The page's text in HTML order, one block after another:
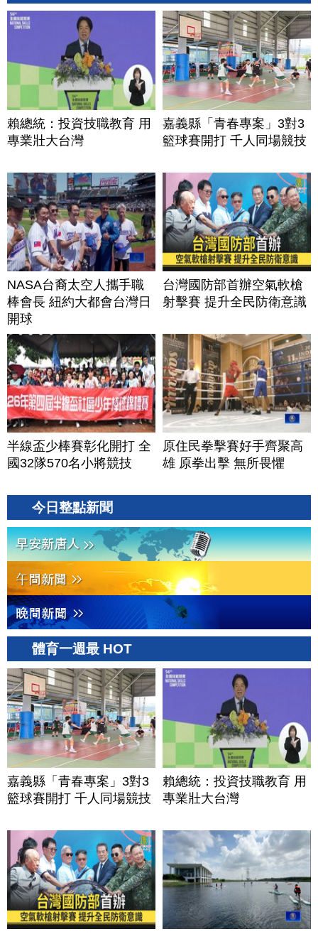
賴總統：投資技職教育 用
專業壯大台灣
嘉義縣「青春專案」3對3
籃球賽開打 千人同場競技
NASA台裔太空人攜手職
棒會長 紐約大都會台灣日
開球
台灣國防部首辦空氣軟槍
射擊賽 提升全民防衛意識
半線盃少棒賽彰化開打 全
國32隊570名小將競技
原住民拳擊賽好手齊聚高
雄 原拳出擊 無所畏懼
今日整點新聞
體育一週最 HOT
嘉義縣「青春專案」3對3
籃球賽開打 千人同場競技
賴總統：投資技職教育 用
專業壯大台灣